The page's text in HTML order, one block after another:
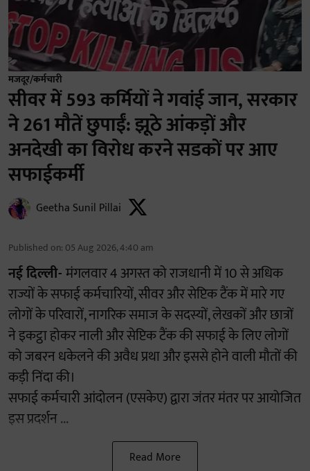
मजदूर/कर्मचारी
सीवर में 593 कर्मियों ने गवांई जान, सरकार
ने 261 मौतें छुपाईं: झूठे आंकड़ों और
अनदेखी का विरोध करने सडकों पर आए
सफाईकर्मी
Geetha Sunil Pillai
Published on: 05 Aug 2026, 4:40 am
नई दिल्ली-मंगलवार 4 अगस्त को राजधानी में 10 से अधिक
राज्यों के सफाई कर्मचारियों, सीवर और सेप्टिक टैंक में मारे गए
लोगों के परिवारों, नागरिक समाज के सदस्यों, लेखकों और छात्रों
ने इकट्ठा होकर नाली और सेप्टिक टैंक की सफाई के लिए लोगों
को जबरन धकेलने की अवैध प्रथा और इससे होने वाली मौतों की
कड़ी निंदा की।
सफाई कर्मचारी आंदोलन (एसकेए) द्वारा जंतर मंतर पर आयोजित
इस प्रदर्शन ...
Read More